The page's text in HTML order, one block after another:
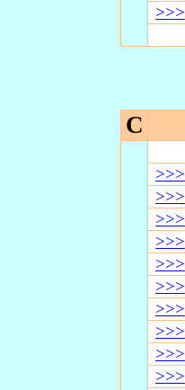
>>>
C
>>>
>>>
>>>
>>>
>>>
>>>
>>>
>>>
>>>
>>>